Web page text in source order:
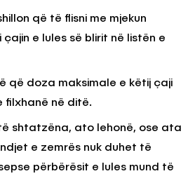
që të flisni me mjekun
e lules së blirit në listën e
që doza maksimale e këtij çaji
filxhanë në ditë.
shtatzëna, ato lehonë, ose ata
e zemrës nuk duhet të
përbërësit e lules mund të